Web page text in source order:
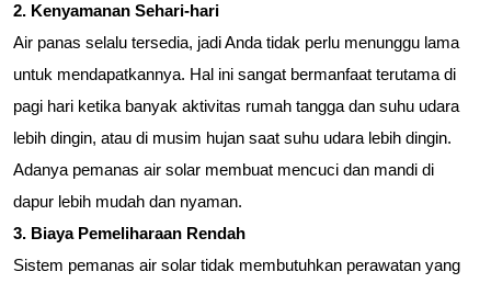
2. Kenyamanan Sehari-hari
Air panas selalu tersedia, jadi Anda tidak perlu menunggu lama
untuk mendapatkannya. Hal ini sangat bermanfaat terutama di
pagi hari ketika banyak aktivitas rumah tangga dan suhu udara
lebih dingin, atau di musim hujan saat suhu udara lebih dingin.
Adanya pemanas air solar membuat mencuci dan mandi di
dapur lebih mudah dan nyaman.
3. Biaya Pemeliharaan Rendah
Sistem pemanas air solar tidak membutuhkan perawatan yang